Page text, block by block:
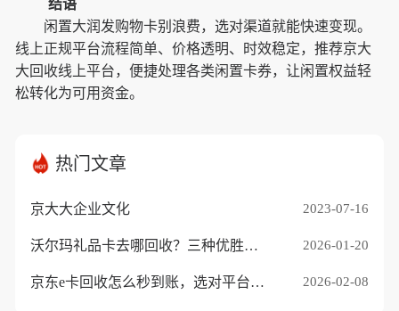
结语
闲置大润发购物卡别浪费，选对渠道就能快速变现。
线上正规平台流程简单、价格透明、时效稳定，推荐京大
大回收线上平台，便捷处理各类闲置卡券，让闲置权益轻
松转化为可用资金。
热门文章
京大大企业文化 2023-07-16
沃尔玛礼品卡去哪回收？三种优胜途径推荐 2026-01-20
京东e卡回收怎么秒到账，选对平台是关键 2026-02-08